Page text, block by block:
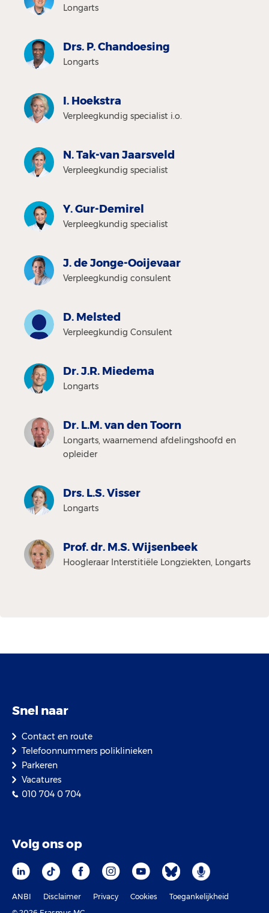
Longarts
Drs. P. Chandoesing
Longarts
I. Hoekstra
Verpleegkundig specialist i.o.
N. Tak-van Jaarsveld
Verpleegkundig specialist
Y. Gur-Demirel
Verpleegkundig specialist
J. de Jonge-Ooijevaar
Verpleegkundig consulent
D. Melsted
Verpleegkundig Consulent
Dr. J.R. Miedema
Longarts
Dr. L.M. van den Toorn
Longarts, waarnemend afdelingshoofd en
opleider
Drs. L.S. Visser
Longarts
Prof. dr. M.S. Wijsenbeek
Hoogleraar Interstitiële Longziekten, Longarts
Snel naar
Contact en route
Telefoonnummers poliklinieken
Parkeren
Vacatures
010 704 0 704
Volg ons op
ANBI Disclaimer Privacy Cookies
Toegankelijkheid